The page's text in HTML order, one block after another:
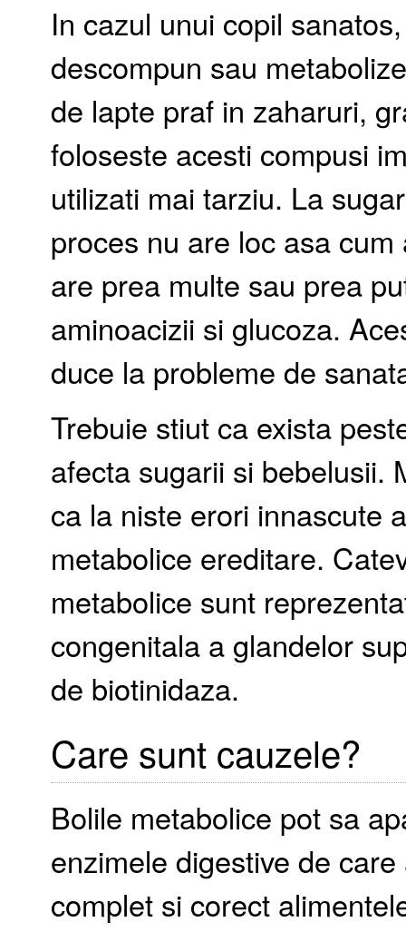
In cazul unui copil
descompun sau
de lapte praf in zaharuri,
foloseste acesti compusi
utilizati mai tarziu. La
proces nu are loc asa
are prea multe sau prea
aminoacizii si glucoza.
duce la probleme de
Trebuie stiut ca exista
afecta sugarii si bebelusii.
ca la niste erori innascute
metabolice ereditare.
metabolice sunt
congenitala a glandelor
de biotinidaza.
Care sunt cauzele?
Bolile metabolice pot sa
enzimele digestive de
complet si corect